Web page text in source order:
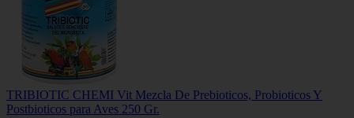
TRIBIOTIC CHEMI Vit Mezcla De Prebioticos, Probioticos Y
Postbioticos para Aves 250 Gr.